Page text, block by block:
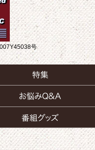
号